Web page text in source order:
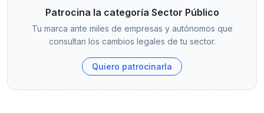
Patrocina la categoría Sector Público
Tu marca ante miles de empresas y autónomos que
consultan los cambios legales de tu sector.
Quiero patrocinarla